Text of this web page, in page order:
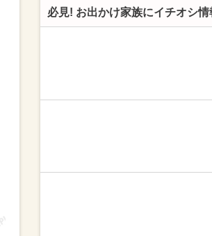
必見! お出かけ家族にイチオシ情